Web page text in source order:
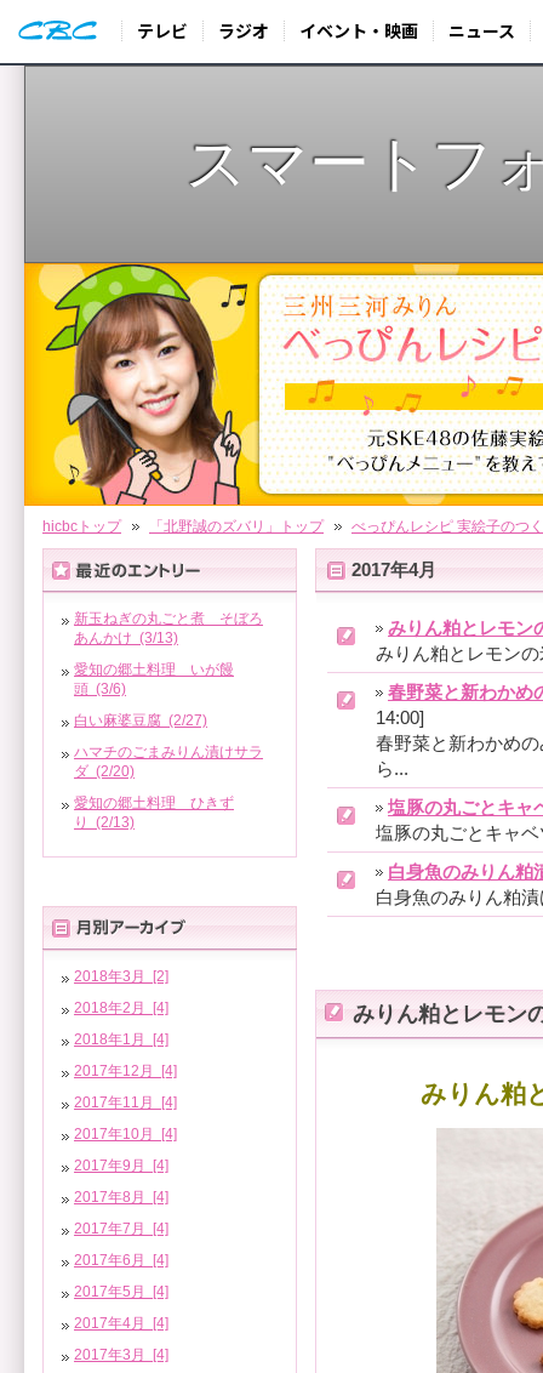
テレビ ラジオ イベント・映画 ニュース
スマートフ
hicbcトップ 「北野誠のズバリ」トップ べっぴんレシピ 実絵子のつ
2017年4月
みりん粕とレモン
みりん粕とレモン
春野菜と新わかめ
14:00]
春野菜と新わかめ
ら...
塩豚の丸ごとキャ
塩豚の丸ごとキャ
白身魚のみりん粕
白身魚のみりん粕
みりん粕とレモン
みりん粕
新玉ねぎの丸ごと煮 そぼろ
あんかけ (3/13)
愛知の郷土料理 いが饅
頭 (3/6)
白い麻婆豆腐 (2/27)
ハマチのごまみりん漬けサラ
ダ (2/20)
愛知の郷土料理 ひきず
り (2/13)
2018年3月 [2]
2018年2月 [4]
2018年1月 [4]
2017年12月 [4]
2017年11月 [4]
2017年10月 [4]
2017年9月 [4]
2017年8月 [4]
2017年7月 [4]
2017年6月 [4]
2017年5月 [4]
2017年4月 [4]
2017年3月 [4]